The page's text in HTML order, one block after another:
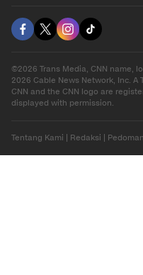
©2026 Trans Media, CNN name,
2026 Cable News Network, Inc. A
CNN and the CNN logo are
displayed with permission.
Tentang Kami | Redaksi |